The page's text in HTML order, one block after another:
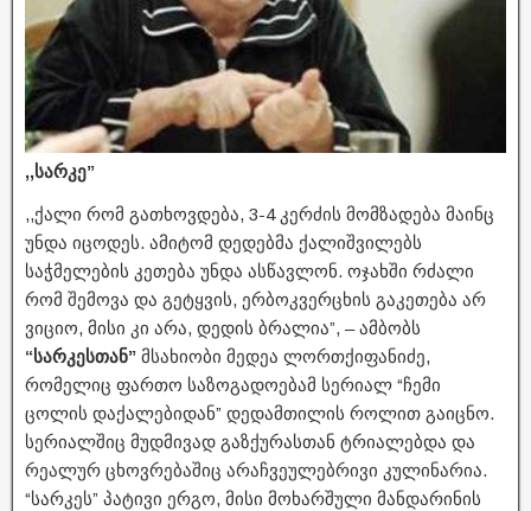
,,სარკე”
,,ქალი რომ გათხოვდება, 3-4 კერძის მომზადება მაინც
უნდა იცოდეს. ამიტომ დედებმა ქალიშვილებს
საჭმელების კეთება უნდა ასწავლონ. ოჯახში რძალი
რომ შემოვა და გეტყვის, ერბოკვერცხის გაკეთება არ
ვიციო, მისი კი არა, დედის ბრალია”, – ამბობს
“სარკესთან” მსახიობი მედეა ლორთქიფანიძე,
რომელიც ფართო საზოგადოებამ სერიალ “ჩემი
ცოლის დაქალებიდან” დედამთილის როლით გაიცნო.
სერიალშიც მუდმივად გაზქურასთან ტრიალებდა და
რეალურ ცხოვრებაშიც არაჩვეულებრივი კულინარია.
“სარკეს” პატივი ერგო, მისი მოხარშული მანდარინის